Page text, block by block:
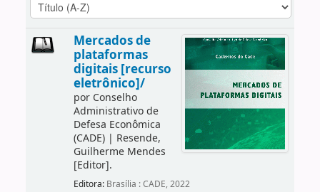
Mercados de
plataformas
digitais [recurso
eletrônico]/
por Conselho
Administrativo de
Defesa Econômica
(CADE)| Resende,
Guilherme Mendes
[Editor].
Editora: Brasília : CADE, 2022